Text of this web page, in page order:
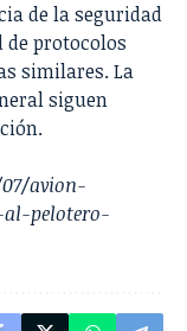
de la seguridad
de protocolos
similares. La
siguen
avion-
pelotero-